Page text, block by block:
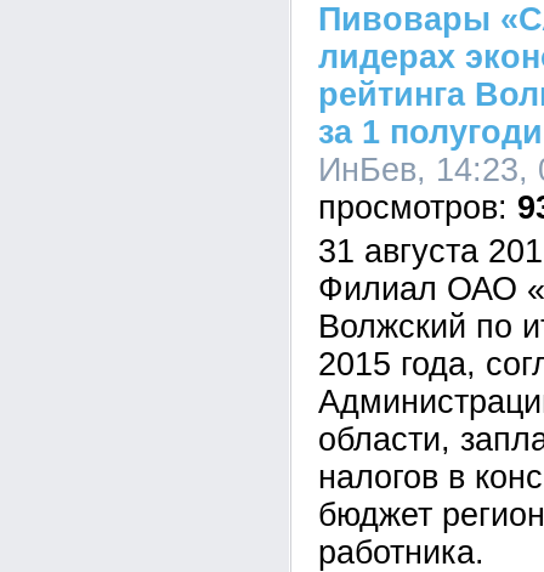
Пивовары
лидерах
рейтинга
за 1
ИнБев, 14:23,
31 августа
Филиал ОАО
Волжский по
2015 года,
области,
налогов в
бюджет
работника.